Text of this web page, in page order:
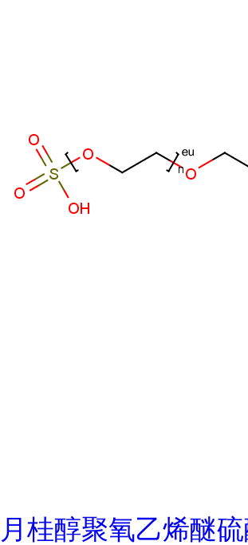
月桂醇聚氧乙烯醚